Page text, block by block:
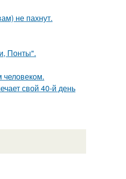
не пахнут.
Понты".
свой 40-й день